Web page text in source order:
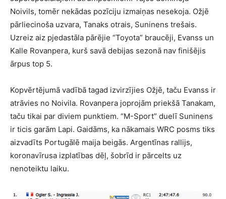
Noivils, tomēr nekādas pozīciju izmaiņas nesekoja. Ožjē
pārliecinoša uzvara, Tanaks otrais, Suninens trešais.
Uzreiz aiz pjedastāla pārējie “Toyota” braucēji, Evanss un
Kalle Rovanpera, kurš savā debijas sezonā nav finišējis
ārpus top 5.
Kopvērtējumā vadībā tagad izvirzījies Ožjē, taču Evanss ir
atrāvies no Noivila. Rovanpera joprojām priekšā Tanakam,
taču tikai par diviem punktiem. “M-Sport” duelī Suninens
ir ticis garām Lapi. Gaidāms, ka nākamais WRC posms tiks
aizvadīts Portugālē maija beigās. Argentīnas rallijs,
koronavīrusa izplatības dēļ, šobrīd ir pārcelts uz
nenoteiktu laiku.